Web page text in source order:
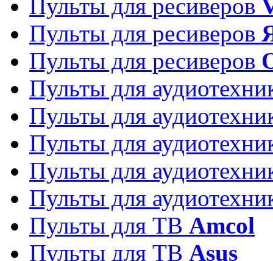
Пульты для ресиверов
Пульты для ресиверов
Пульты для ресиверов
Пульты для
Пульты для
Пульты для
Пульты для
Пульты для
Пульты для ТВ Amcol
Пульты для ТВ Asus